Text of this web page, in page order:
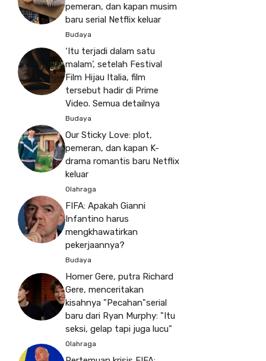
pemeran, dan kapan musim
baru serial Netflix keluar
Budaya
‘Itu terjadi dalam satu
malam’, setelah Festival
Film Hijau Italia, film
tersebut hadir di Prime
Video. Semua detailnya
Budaya
Our Sticky Love: plot,
pemeran, dan kapan K-
drama romantis baru Netflix
keluar
Olahraga
FIFA: Apakah Gianni
Infantino harus
mengkhawatirkan
pekerjaannya?
Budaya
Homer Gere, putra Richard
Gere, menceritakan
kisahnya "Pecahan"serial
baru dari Ryan Murphy: "Itu
seksi, gelap tapi juga lucu"
Olahraga